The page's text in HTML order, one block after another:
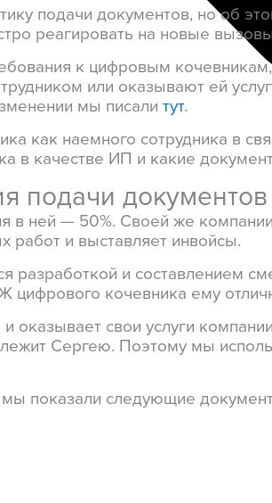
подачи документов, но об
реагировать на новые
к цифровым
или оказывают ей
мы писали тут.
как наемного сотрудника в
в качестве ИП и какие
подачи документов
в ней — 50%. Своей же
работ и выставляет инвойсы.
и составлением
кочевника ему
свои услуги
Сергею. Поэтому мы
показали следующие